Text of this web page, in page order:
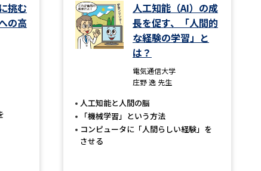
送状況の確認 テレメールお支払いサイト
せ先 テレメール進学カタログ 訂正のご案内
挑む
の高
人工知能（AI）の成
長を促す、「人間的
な経験の学習」と
は？
電気通信大学
庄野 逸 先生
人工知能と人間の脳
「機械学習」という方法
コンピュータに「人間らしい経験」を
させる